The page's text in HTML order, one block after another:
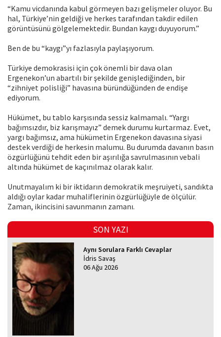
“Kamu vicdanında kabul görmeyen bazı gelişmeler oluyor. Bu
hal, Türkiye’nin geldiği ve herkes tarafından takdir edilen
görüntüsünü gölgelemektedir. Bundan kaygı duyuyorum.”
Ben de bu “kaygı”yı fazlasıyla paylaşıyorum.
Türkiye demokrasisi için çok önemli bir dava olan
Ergenekon’un abartılı bir şekilde genişlediğinden, bir
“zihniyet polisliği” havasına büründüğünden de endişe
ediyorum.
Hükümet, bu tablo karşısında sessiz kalmamalı. “Yargı
bağımsızdır, biz karışmayız” demek durumu kurtarmaz. Evet,
yargı bağımsız, ama hükümetin Ergenekon davasına siyasi
destek verdiği de herkesin malumu. Bu durumda davanın basın
özgürlüğünü tehdit eden bir aşırılığa savrulmasının vebali
altında hükümet de kaçınılmaz olarak kalır.
Unutmayalım ki bir iktidarın demokratik meşruiyeti, sandıkta
aldığı oylar kadar muhaliflerinin özgürlüğüyle de ölçülür.
Zaman, ikincisini savunmanın zamanı.
SON YAZI
Aynı Sorulara Farklı Cevaplar
İdris Savaş
06 Ağu 2026